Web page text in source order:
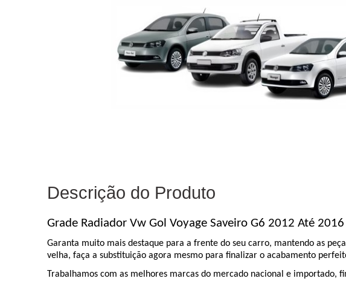
Descrição do Produto
Grade Radiador Vw Gol Voyage Saveiro G6 2012 Até
Garanta muito mais destaque para a frente do seu carro, mantendo as
velha, faça a substituição agora mesmo para finalizar o acabamento
Trabalhamos com as melhores marcas do mercado nacional e importado,